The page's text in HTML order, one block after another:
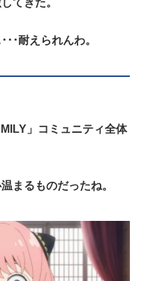
てきた。
･耐えられんわ。
」コミュニティ全体
まるものだったね。